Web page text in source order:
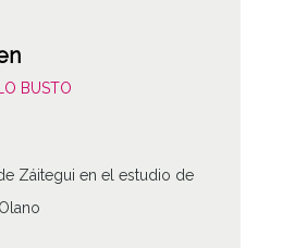
BUSTO
Záitegui en el estudio de